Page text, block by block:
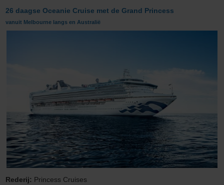
26 daagse Oceanie Cruise met de Grand Princess
vanuit Melbourne langs en Australië
Rederij: Princess Cruises